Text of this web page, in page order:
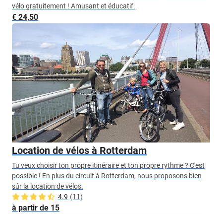
vélo gratuitement ! Amusant et éducatif.
€ 24,50
Location de vélos à Rotterdam
Tu veux choisir ton propre itinéraire et ton propre rythme ? C'est
possible ! En plus du circuit à Rotterdam, nous proposons bien
sûr la location de vélos.
4.9 (11)
à partir de 15